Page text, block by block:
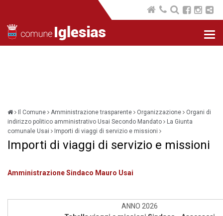
Il Comune Amministrazione trasparente Organizzazione
Organi di
indirizzo politico amministrativo Usai Secondo Mandato
La Giunta
comunale Usai
Importi di viaggi di servizio e missioni
Importi di viaggi di servizio e missioni
Amministrazione Sindaco Mauro Usai
ANNO 2026